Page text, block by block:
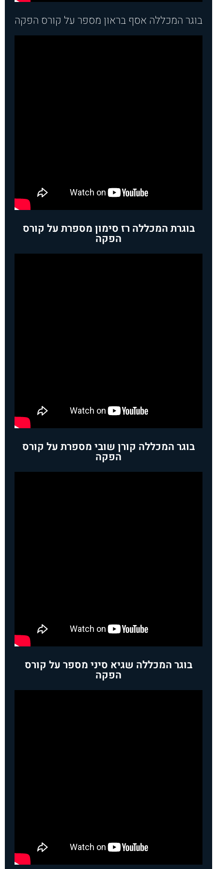
בוגר המכללה אסף בראון מספר על קורס הפקה
בוגרת המכללה רז סימון מספרת על קורס
הפקה
בוגר המכללה קורן שובי מספרת על קורס
הפקה
בוגר המכללה שגיא סיני מספר על קורס
הפקה